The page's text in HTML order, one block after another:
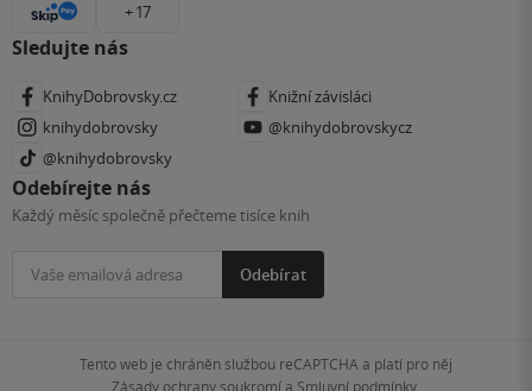
+ 17
Sledujte nás
KnihyDobrovsky.cz
Knižní závisláci
knihydobrovsky
@knihydobrovskycz
@knihydobrovsky
Odebírejte nás
Každý měsíc společně přečteme tisíce knih
Odebírat
Tento web je chráněn službou reCAPTCHA a platí pro něj
Zásady ochrany soukromía Smluvní podmínky